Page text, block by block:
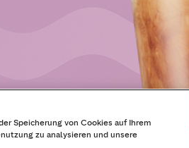
Costa Smart Café
Speicherung von Cookies auf Ihrem
zu analysieren und unsere